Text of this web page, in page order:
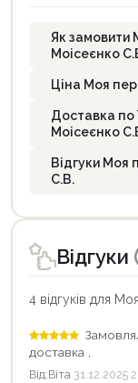
Як замовити
Моісеєнко
Ціна Моя
Доставка по
Моісеєнко
Відгуки Моя
С.В.
Відгуки
4 відгуків для
доставка ,
Від:Віта 31.12.2025